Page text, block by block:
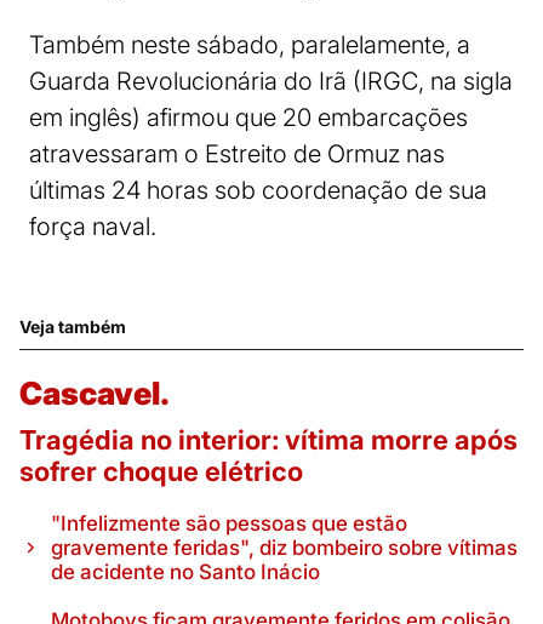
Também neste sábado, paralelamente, a
Guarda Revolucionária do Irã (IRGC, na sigla
em inglês) afirmou que 20 embarcações
atravessaram o Estreito de Ormuz nas
últimas 24 horas sob coordenação de sua
força naval.
Veja também
Cascavel.
Tragédia no interior: vítima morre após
sofrer choque elétrico
"Infelizmente são pessoas que estão
gravemente feridas", diz bombeiro sobre vítimas
de acidente no Santo Inácio